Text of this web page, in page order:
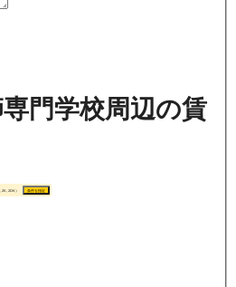
門学校周辺の賃
2K, 2DK） 条件を指定